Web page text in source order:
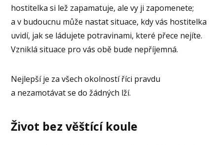
hostitelka si lež zapamatuje, ale vy ji zapomenete;
a v budoucnu může nastat situace, kdy vás hostitelka
uvidí, jak se ládujete potravinami, které přece nejíte.
Vzniklá situace pro vás obě bude nepříjemná.
Nejlepší je za všech okolností říci pravdu
a nezamotávat se do žádných lží.
Život bez věštící koule